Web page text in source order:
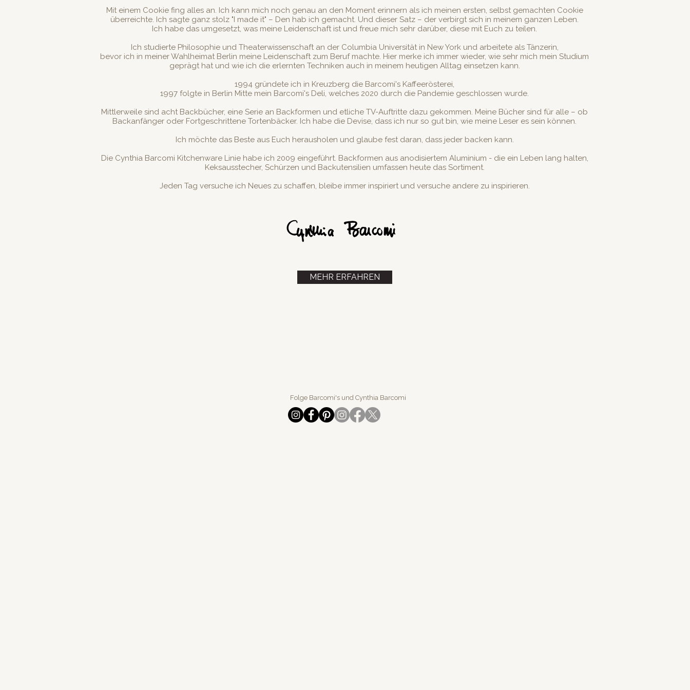
Mit einem Cookie fing alles an. Ich kann mich noch genau an den Moment erinnern als ich meinen ersten, selbst gemachten Cookie
überreichte. Ich sagte ganz stolz "I made it" – Den hab ich gemacht. Und dieser Satz – der verbirgt sich in meinem ganzen Leben.
Ich habe das umgesetzt, was meine Leidenschaft ist und freue mich sehr darüber, diese mit Euch zu teilen.
Ich studierte Philosophie und Theaterwissenschaft an der Columbia Universität in New York und arbeitete als Tänzerin,
bevor ich in meiner Wahlheimat Berlin meine Leidenschaft zum Beruf machte. Hier merke ich immer wieder, wie sehr mich mein Studium
geprägt hat und wie ich die erlernten Techniken auch in meinem heutigen Alltag einsetzen kann.
1994 gründete ich in Kreuzberg die Barcomi's Kaffeerösterei,
1997 folgte in Berlin Mitte mein Barcomi's Deli, welches 2020 durch die Pandemie geschlossen wurde.
Mittlerweile sind acht Backbücher, eine Serie an Backformen und etliche TV-Auftritte dazu gekommen. Meine Bücher sind für alle – ob
Backanfänger oder Fortgeschrittene Tortenbäcker. Ich habe die Devise, dass ich nur so gut bin, wie meine Leser es sein können.
Ich möchte das Beste aus Euch herausholen und glaube fest daran, dass jeder backen kann.
Die Cynthia Barcomi Kitchenware Linie habe ich 2009 eingeführt. Backformen aus anodisiertem Aluminium - die ein Leben lang halten,
Keksausstecher, Schürzen und Backutensilien umfassen heute das Sortiment.
Jeden Tag versuche ich Neues zu schaffen, bleibe immer inspiriert und versuche andere zu inspirieren.
MEHR ERFAHREN
Folge Barcomi's und Cynthia Barcomi